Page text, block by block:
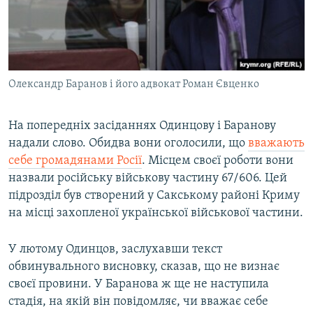
Олександр Баранов і його адвокат Роман Євценко
На попередніх засіданнях Одинцову і Баранову
надали слово. Обидва вони оголосили, що вважають
себе громадянами Росії. Місцем своєї роботи вони
назвали російську військову частину 67/606. Цей
підрозділ був створений у Сакському районі Криму
на місці захопленої української військової частини.
У лютому Одинцов, заслухавши текст
обвинувального висновку, сказав, що не визнає
своєї провини. У Баранова ж ще не наступила
стадія, на якій він повідомляє, чи вважає себе